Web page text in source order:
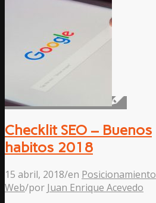
Checklit SEO – Buenos
habitos 2018
15 abril, 2018/en Posicionamiento
Web/por Juan Enrique Acevedo